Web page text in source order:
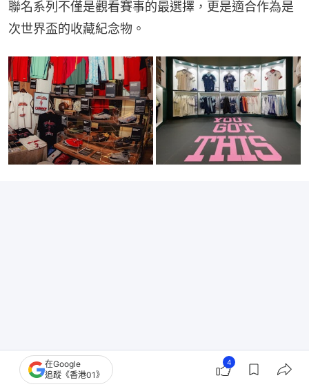
聯名系列不僅是觀看賽事的最選擇，更是適合作為是
次世界盃的收藏紀念物。
在Google
追蹤《香港01》
4